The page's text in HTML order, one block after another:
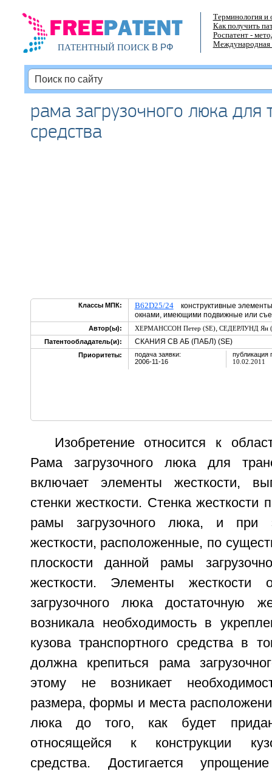
ПАТЕНТНЫЙ ПОИСКВ РФ
Терминология и
Как получить
Роспатент -
Международная
рама загрузочного люка для
средства
Классы МПК: B62D25/24конструктивные элементы
окнами, имеющими подвижные или
Автор(ы): ХЕРМАНССОН Петер (SE), СЕДЕРЛУНД Ян
Патентообладатель(и):
СКАНИЯ СВ АБ (ПАБЛ) (SE)
Приоритеты:
подача заявки:
2006-11-16
публикация
10.02.2011
Изобретение относится к
Рама загрузочного люка для
включает элементы жесткости,
стенки жесткости. Стенка жесткости
рамы загрузочного люка, и при
жесткости, расположенные, по
плоскости данной рамы
жесткости. Элементы жесткости
загрузочного люка достаточную
возникала необходимость в
кузова транспортного средства в
должна крепиться рама
этому не возникает
размера, формы и места
люка до того, как будет
относящейся к конструкции
средства. Достигается